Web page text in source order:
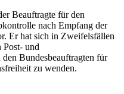
Beauftragte für den
nach Empfang der
Er hat sich in Zweifelsfällen
Post- und
Bundesbeauftragten für
zu wenden.